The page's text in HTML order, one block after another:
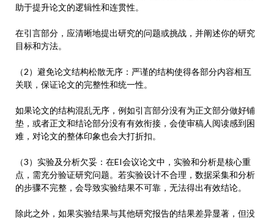
助于提升论文的逻辑性和连贯性。
在引言部分，应清晰地提出研究的问题或挑战，并阐述你的研究
目标和方法。
（2）避免论文结构松散无序：严谨的结构使得各部分内容相互
关联，保证论文的完整性和统一性。
如果论文的结构混乱无序，例如引言部分没有为正文部分做好铺
垫，或者正文和结论部分没有有效衔接，会使审稿人阅读感到困
难，对论文的整体印象也会大打折扣。
（3）实验及分析欠妥：在EI会议论文中，实验和分析是核心重
点，需充分验证研究问题。若实验设计不合理，数据采集和分析
的步骤不完整，会导致实验结果不可靠，无法得出有效结论。
除此之外，如果实验结果与其他研究报告的结果差异显著，但没